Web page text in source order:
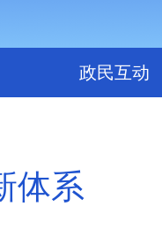
政民互动
体系